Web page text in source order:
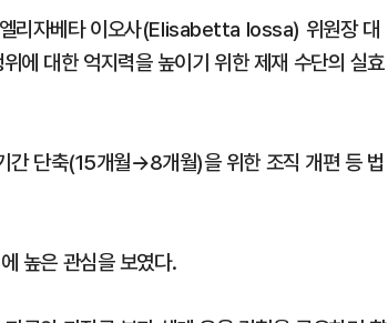
리자베타 이오사(Elisabetta Iossa) 위원장 대
대한 억지력을 높이기 위한 제재 수단의 실효
간 단축(15개월→8개월)을 위한 조직 개편 등 법
높은 관심을 보였다.